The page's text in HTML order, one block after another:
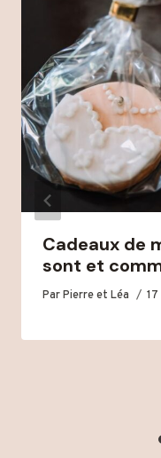
Cadeaux de
sont et
ParPierre et Léa